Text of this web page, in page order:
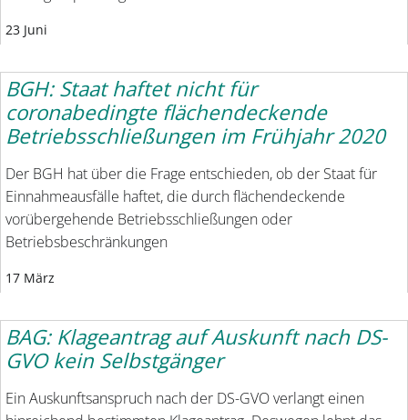
23 Juni
BGH: Staat haftet nicht für
coronabedingte flächendeckende
Betriebsschließungen im Frühjahr 2020
Der BGH hat über die Frage entschieden, ob der Staat für
Einnahmeausfälle haftet, die durch flächendeckende
vorübergehende Betriebsschließungen oder
Betriebsbeschränkungen
17 März
BAG: Klageantrag auf Auskunft nach DS-
GVO kein Selbstgänger
Ein Auskunftsanspruch nach der DS-GVO verlangt einen